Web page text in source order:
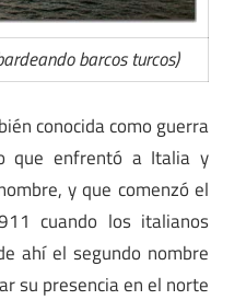
barcos turcos)
conocida como guerra
que enfrentó a Italia y
y que comenzó el
cuando los italianos
ahí el segundo nombre
su presencia en el norte